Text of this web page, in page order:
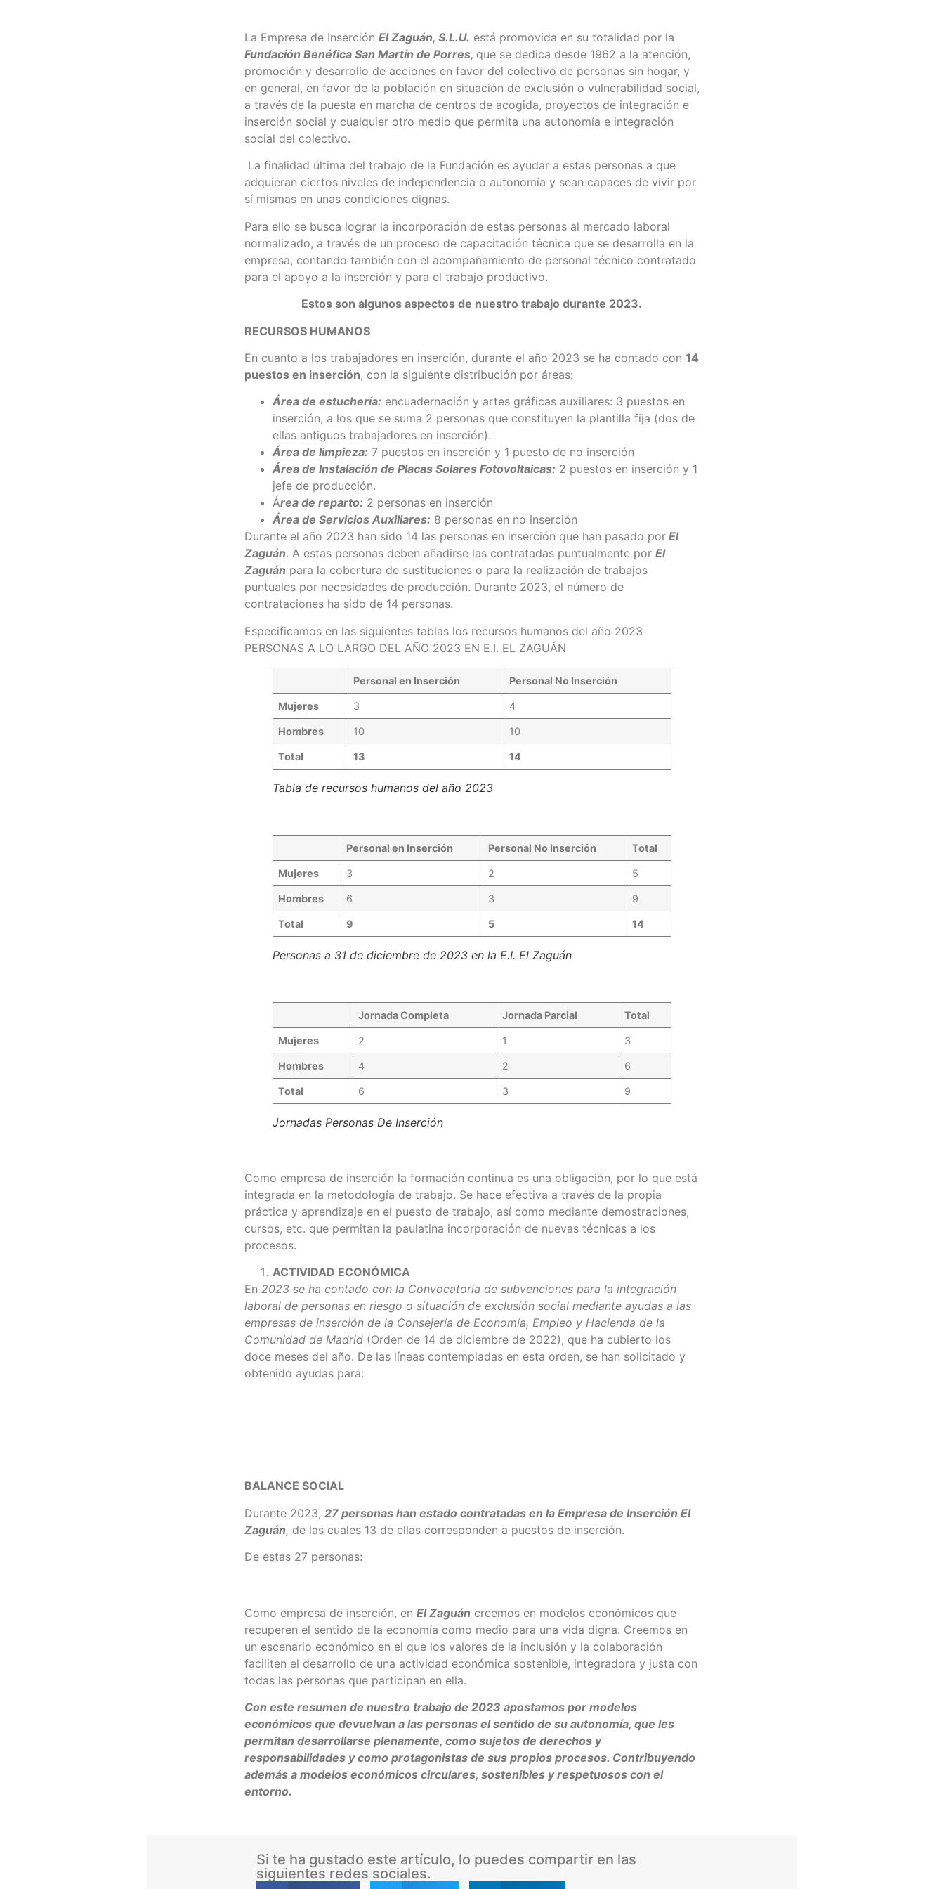
La Empresa de Inserción El Zaguán, S.L.U. está promovida en su totalidad por la
Fundación Benéfica San Martín de Porres, que se dedica desde 1962 a la atención,
promoción y desarrollo de acciones en favor del colectivo de personas sin hogar, y
en general, en favor de la población en situación de exclusión o vulnerabilidad social,
a través de la puesta en marcha de centros de acogida, proyectos de integración e
inserción social y cualquier otro medio que permita una autonomía e integración
social del colectivo.
La finalidad última del trabajo de la Fundación es ayudar a estas personas a que
adquieran ciertos niveles de independencia o autonomía y sean capaces de vivir por
sí mismas en unas condiciones dignas.
Para ello se busca lograr la incorporación de estas personas al mercado laboral
normalizado, a través de un proceso de capacitación técnica que se desarrolla en la
empresa, contando también con el acompañamiento de personal técnico contratado
para el apoyo a la inserción y para el trabajo productivo.
Estos son algunos aspectos de nuestro trabajo durante 2023.
RECURSOS HUMANOS
En cuanto a los trabajadores en inserción, durante el año 2023 se ha contado con 14
puestos en inserción, con la siguiente distribución por áreas:
Área de estuchería: encuadernación y artes gráficas auxiliares: 3 puestos en
inserción, a los que se suma 2 personas que constituyen la plantilla fija (dos de
ellas antiguos trabajadores en inserción).
Área de limpieza: 7 puestos en inserción y 1 puesto de no inserción
Área de Instalación de Placas Solares Fotovoltaicas: 2 puestos en inserción y 1
jefe de producción.
Área de reparto: 2 personas en inserción
Área de Servicios Auxiliares: 8 personas en no inserción
Durante el año 2023 han sido 14 las personas en inserción que han pasado porEl
Zaguán. A estas personas deben añadirse las contratadas puntualmente por El
Zaguánpara la cobertura de sustituciones o para la realización de trabajos
puntuales por necesidades de producción. Durante 2023, el número de
contrataciones ha sido de 14 personas.
Especificamos en las siguientes tablas los recursos humanos del año 2023
PERSONAS A LO LARGO DEL AÑO 2023 EN E.I. EL ZAGUÁN
Personal en Inserción Personal No Inserción
Mujeres 3 4
Hombres 10 10
Total 13 14
Tabla de recursos humanos del año 2023
Personal en Inserción Personal No Inserción Total
Mujeres 3 2 5
Hombres 6 3 9
Total 9 5 14
Personas a 31 de diciembre de 2023 en la E.I. El Zaguán
Jornada Completa Jornada Parcial Total
Mujeres 2 1 3
Hombres 4 2 6
Total 6 3 9
Jornadas Personas De Inserción
Como empresa de inserción la formación continua es una obligación, por lo que está
integrada en la metodología de trabajo. Se hace efectiva a través de la propia
práctica y aprendizaje en el puesto de trabajo, así como mediante demostraciones,
cursos, etc. que permitan la paulatina incorporación de nuevas técnicas a los
procesos.
ACTIVIDAD ECONÓMICA
En 2023 se ha contado con la Convocatoria de subvenciones para la integración
laboral de personas en riesgo o situación de exclusión social mediante ayudas a las
empresas de inserción de la Consejería de Economía, Empleo y Hacienda de la
Comunidad de Madrid(Orden de 14 de diciembre de 2022), que ha cubierto los
doce meses del año. De las líneas contempladas en esta orden, se han solicitado y
obtenido ayudas para:
BALANCE SOCIAL
Durante 2023, 27 personas han estado contratadas en la Empresa de Inserción El
Zaguán, de las cuales 13 de ellas corresponden a puestos de inserción.
De estas 27 personas:
Como empresa de inserción, en El Zaguáncreemos en modelos económicos que
recuperen el sentido de la economía como medio para una vida digna. Creemos en
un escenario económico en el que los valores de la inclusión y la colaboración
faciliten el desarrollo de una actividad económica sostenible, integradora y justa con
todas las personas que participan en ella.
Con este resumen de nuestro trabajo de 2023 apostamos por modelos
económicos que devuelvan a las personas el sentido de su autonomía, que les
permitan desarrollarse plenamente, como sujetos de derechos y
responsabilidades y como protagonistas de sus propios procesos. Contribuyendo
además a modelos económicos circulares, sostenibles y respetuosos con el
entorno.
Si te ha gustado este artículo, lo puedes compartir en las
siguientes redes sociales.